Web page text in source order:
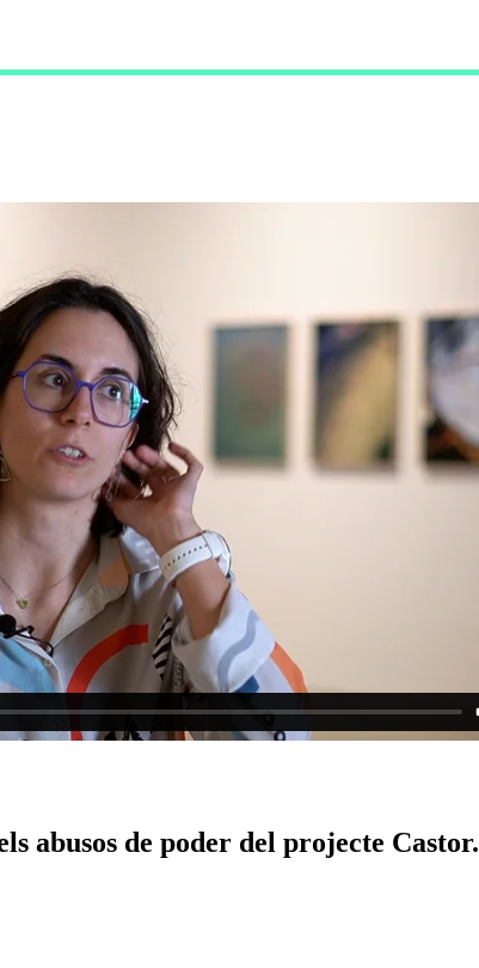
abusos de poder del projecte Castor.